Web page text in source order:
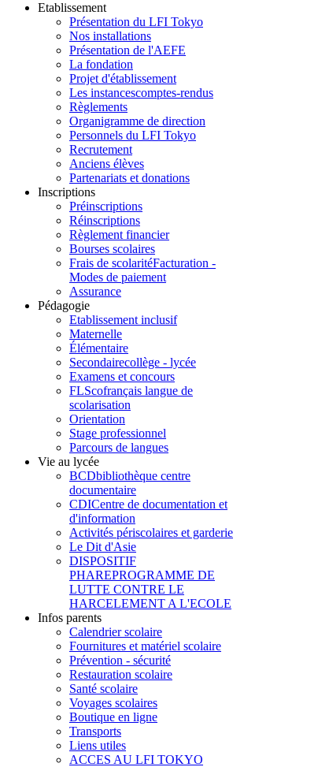
Etablissement
Présentation du LFI Tokyo
Nos installations
Présentation de l'AEFE
La fondation
Projet d'établissement
Les instancescomptes-rendus
Règlements
Organigramme de direction
Personnels du LFI Tokyo
Recrutement
Anciens élèves
Partenariats et donations
Inscriptions
Préinscriptions
Réinscriptions
Règlement financier
Bourses scolaires
Frais de scolaritéFacturation -
Modes de paiement
Assurance
Pédagogie
Etablissement inclusif
Maternelle
Élémentaire
Secondairecollège - lycée
Examens et concours
FLScofrançais langue de
scolarisation
Orientation
Stage professionnel
Parcours de langues
Vie au lycée
BCDbibliothèque centre
documentaire
CDICentre de documentation et
d'information
Activités périscolaires et garderie
Le Dit d'Asie
DISPOSITIF
PHAREPROGRAMME DE
LUTTE CONTRE LE
HARCELEMENT A L'ECOLE
Infos parents
Calendrier scolaire
Fournitures et matériel scolaire
Prévention - sécurité
Restauration scolaire
Santé scolaire
Voyages scolaires
Boutique en ligne
Transports
Liens utiles
ACCES AU LFI TOKYO